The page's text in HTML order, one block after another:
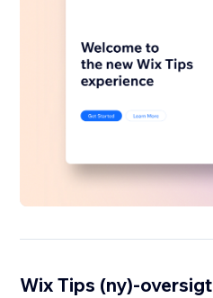
Wix Tips (ny)-oversigt